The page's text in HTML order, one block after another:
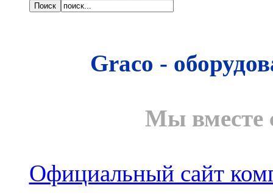
Graco -
Мы вместе
Официальный сайт